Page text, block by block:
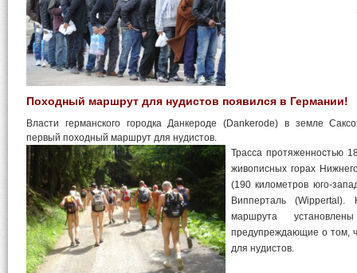
Походный маршрут для нудистов появился в Германии!
Власти германского городка Данкероде (Dankerode) в земле
первый походный маршрут для нудистов.
Трасса протяженностью
живописных горах
(190 километров юго-
Випперталь (Wippertal).
маршрута
предупреждающие о том,
для нудистов.